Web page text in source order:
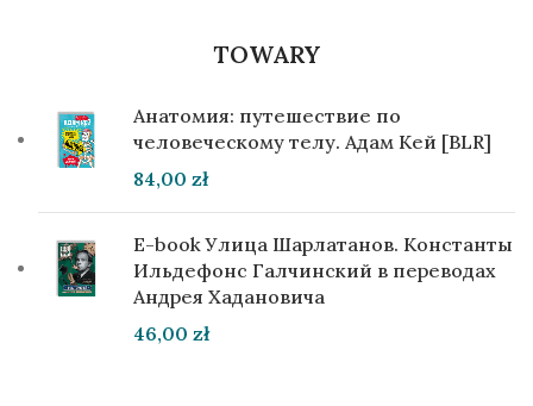
TOWARY
Анатомия: путешествие по
человеческому телу. Адам Кей [BLR]
84,00 zł
E-book Улица Шарлатанов. Константы
Ильдефонс Галчинский в переводах
Андрея Хадановича
46,00 zł